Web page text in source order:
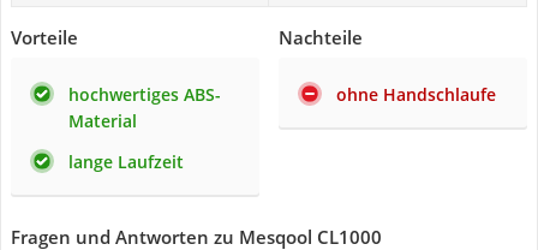
Vorteile
hochwertiges ABS-
Material
lange Laufzeit
Nachteile
ohne Handschlaufe
Fragen und Antworten zu Mesqool CL1000